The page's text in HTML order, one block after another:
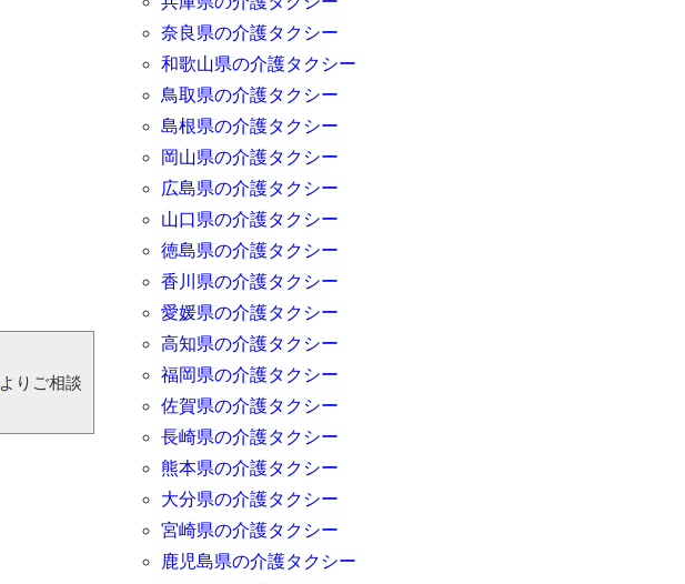
よりご相談
奈良県の介護タクシー
和歌山県の介護タクシー
鳥取県の介護タクシー
島根県の介護タクシー
岡山県の介護タクシー
広島県の介護タクシー
山口県の介護タクシー
徳島県の介護タクシー
香川県の介護タクシー
愛媛県の介護タクシー
高知県の介護タクシー
福岡県の介護タクシー
佐賀県の介護タクシー
長崎県の介護タクシー
熊本県の介護タクシー
大分県の介護タクシー
宮崎県の介護タクシー
鹿児島県の介護タクシー